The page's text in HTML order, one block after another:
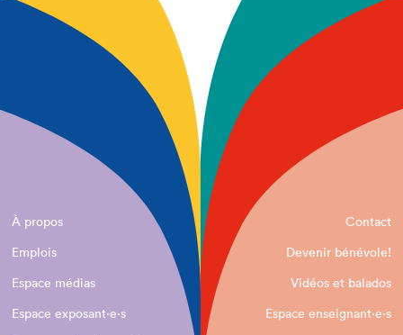
À propos
Contact
Emplois
Devenir bénévole!
Espace médias
Vidéos et balados
Espace exposant·e⋅s
Espace enseignant·e⋅s